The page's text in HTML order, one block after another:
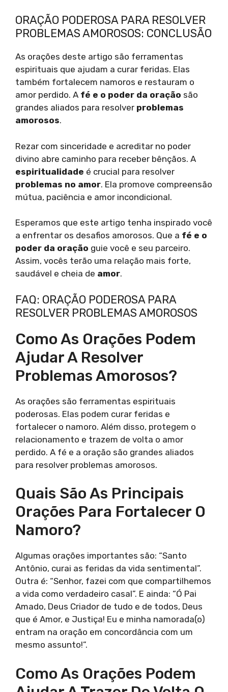
ORAÇÃO PODEROSA PARA RESOLVER
PROBLEMAS AMOROSOS: CONCLUSÃO
As orações deste artigo são ferramentas
espirituais que ajudam a curar feridas. Elas
também fortalecem namoros e restauram o
amor perdido. A fé e o poder da oração são
grandes aliados para resolver problemas
amorosos.
Rezar com sinceridade e acreditar no poder
divino abre caminho para receber bênçãos. A
espiritualidade é crucial para resolver
problemas no amor. Ela promove compreensão
mútua, paciência e amor incondicional.
Esperamos que este artigo tenha inspirado você
a enfrentar os desafios amorosos. Que a fé e o
poder da oração guie você e seu parceiro.
Assim, vocês terão uma relação mais forte,
saudável e cheia de amor.
FAQ: ORAÇÃO PODEROSA PARA
RESOLVER PROBLEMAS AMOROSOS
Como As Orações Podem
Ajudar A Resolver
Problemas Amorosos?
As orações são ferramentas espirituais
poderosas. Elas podem curar feridas e
fortalecer o namoro. Além disso, protegem o
relacionamento e trazem de volta o amor
perdido. A fé e a oração são grandes aliados
para resolver problemas amorosos.
Quais São As Principais
Orações Para Fortalecer O
Namoro?
Algumas orações importantes são: “Santo
Antônio, curai as feridas da vida sentimental”.
Outra é: “Senhor, fazei com que compartilhemos
a vida como verdadeiro casal”. E ainda: “Ó Pai
Amado, Deus Criador de tudo e de todos, Deus
que é Amor, e Justiça! Eu e minha namorada(o)
entram na oração em concordância com um
mesmo assunto!”.
Como As Orações Podem